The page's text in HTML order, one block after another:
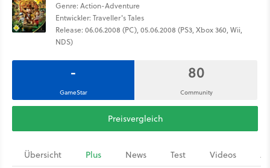
Genre: Action-Adventure
Entwickler: Traveller's Tales
Release: 06.06.2008 (PC), 05.06.2008 (PS3, Xbox 360, Wii,
NDS)
-
GameStar
80
Community
Preisvergleich
Übersicht Plus News Test Videos